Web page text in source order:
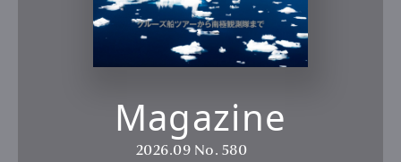
Magazine
2026.09 No. 580